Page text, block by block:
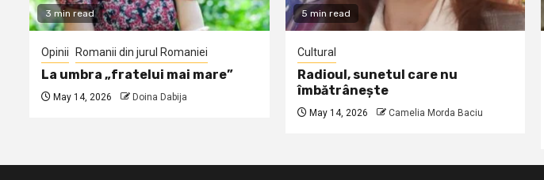
3 min read
Opinii Romanii din jurul Romaniei
La umbra „fratelui mai mare”
May 14, 2026 Doina Dabija
5 min read
Cultural
Radioul, sunetul care nu
îmbătrânește
May 14, 2026 Camelia Morda Baciu